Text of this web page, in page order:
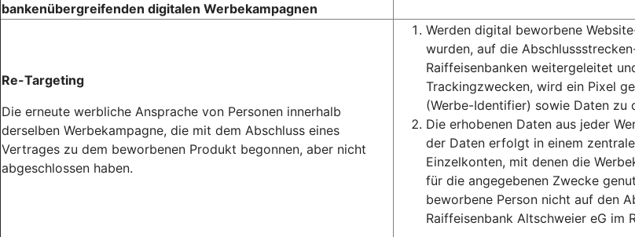
bankenübergreifenden digitalen Werbekampagnen
Re-Targeting
Die erneute werbliche Ansprache von Personen innerhalb
derselben Werbekampagne, die mit dem Abschluss eines
Vertrages zu dem beworbenen Produkt begonnen, aber nicht
abgeschlossen haben.
Werden digital beworbene
wurden, auf die
Raiffeisenbanken weitergeleitet
Trackingzwecken, wird ein Pixel
(Werbe-Identifier) sowie Daten zu
Die erhobenen Daten aus jeder
der Daten erfolgt in einem
Einzelkonten, mit denen die
für die angegebenen Zwecke
beworbene Person nicht auf den
Raiffeisenbank Altschweier eG im